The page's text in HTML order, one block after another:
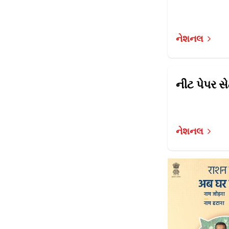
નેશનલ
નેશનલ